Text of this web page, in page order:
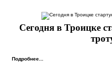
Сегодня в Троицке
Подробнее...